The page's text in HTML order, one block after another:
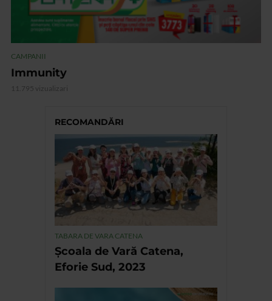
CAMPANII
Immunity
11.795 vizualizari
RECOMANDĂRI
TABARA DE VARA CATENA
Școala de Vară Catena,
Eforie Sud, 2023